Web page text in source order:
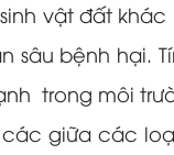
vật đất
bệnh hại.
trong môi
các giữa các